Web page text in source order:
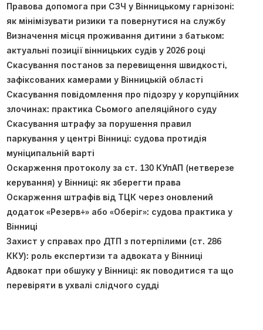
Правова допомога при СЗЧ у Вінницькому гарнізоні:
як мінімізувати ризики та повернутися на службу
Визначення місця проживання дитини з батьком:
актуальні позиції вінницьких судів у 2026 році
Скасування постанов за перевищення швидкості,
зафіксованих камерами у Вінницькій області
Скасування повідомлення про підозру у корупційних
злочинах: практика Сьомого апеляційного суду
Скасування штрафу за порушення правил
паркування у центрі Вінниці: судова протидія
муніципальній варті
Оскарження протоколу за ст. 130 КУпАП (нетверезе
керування) у Вінниці: як зберегти права
Оскарження штрафів від ТЦК через оновлений
додаток «Резерв+» або «Оберіг»: судова практика у
Вінниці
Захист у справах про ДТП з потерпілими (ст. 286
ККУ): роль експертизи та адвоката у Вінниці
Адвокат при обшуку у Вінниці: як поводитися та що
перевіряти в ухвалі слідчого судді